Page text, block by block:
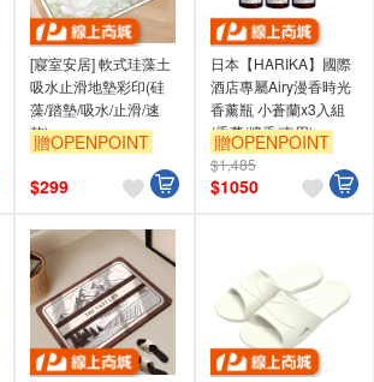
[寢室安居] 軟式珪藻土
吸水止滑地墊彩印(硅
藻/踏墊/吸水/止滑/速
乾)
贈OPENPOINT
$299
日本【HARIKA】國際
酒店專屬Airy漫香時光
香薰瓶 小蒼蘭x3入組
(香薰/擴香/車用)
贈OPENPOINT
$1,485
$1050